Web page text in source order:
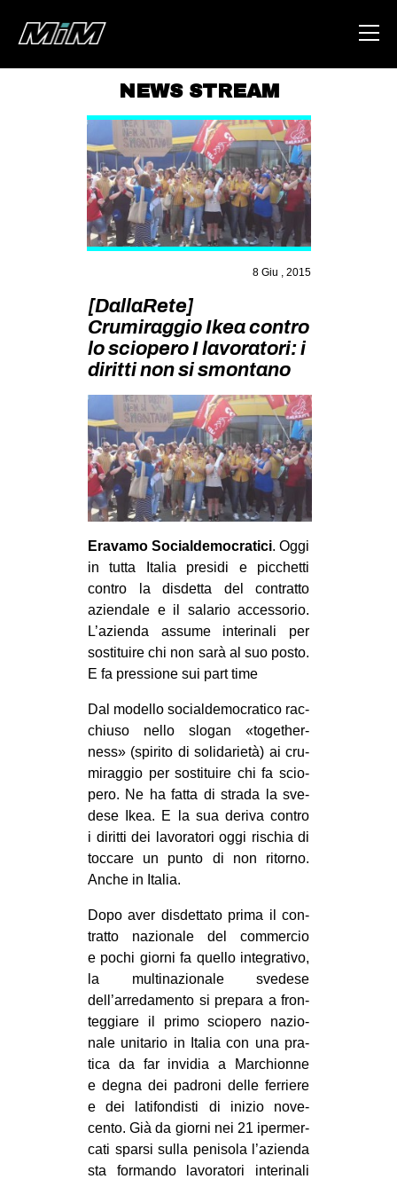
ABOUT
AREA
DEGENERAZIONE
GAZA FREESTYLE
MSM
STUDENTI TSUNAMI
ZAM
MILANO
MOBILITAZIONI
SPAZI
SPORT POPOLARE
AMBIENTE
ANTIFASCISMO
DIRITTO ALL’ABITARE
GENERI
MIGRAZIONI
PRECARIATO
REPRESSIONE
STUDENTI
CULTURE
ARTE
MUSICA
RECENSIONI
INTERNAZIONALE
AFRICA
AMERICHE
ESTREMO ORIENTE
EUROPA
MEDIO ORIENTE
NEWS STREAM
8 Giu , 2015
[DallaRete]
Crumiraggio Ikea contro
lo sciopero I lavoratori: i
diritti non si smontano
Eravamo Socialdemocratici. Oggi
in tutta Italia presidi e picchetti
contro la disdetta del contratto
aziendale e il salario accessorio.
L’azienda assume interinali per
sostituire chi non sarà al suo posto.
E fa pressione sui part time
Dal modello social­de­mo­cra­tico rac­
chiuso nello slo­gan «toge­ther­
ness» (spi­rito di soli­da­rietà) ai cru­
mi­rag­gio per sosti­tuire chi fa scio­
pero. Ne ha fatta di strada la sve­
dese Ikea. E la sua deriva con­tro
i diritti dei lavo­ra­tori oggi rischia di
toc­care un punto di non ritorno.
Anche in Italia.
Dopo aver disdet­tato prima il con­
tratto nazio­nale del com­mer­cio
e pochi giorni fa quello inte­gra­tivo,
la mul­ti­na­zio­nale sve­dese
dell’arredamento si pre­para a fron­
teg­giare il primo scio­pero nazio­
nale uni­ta­rio in Ita­lia con una pra­
tica da far invi­dia a Mar­chionne
e degna dei padroni delle fer­riere
e dei lati­fon­di­sti di ini­zio nove­
cento. Già da giorni nei 21 iper­mer­
cati sparsi sulla peni­sola l’azienda
sta for­mando lavo­ra­tori inte­ri­nali